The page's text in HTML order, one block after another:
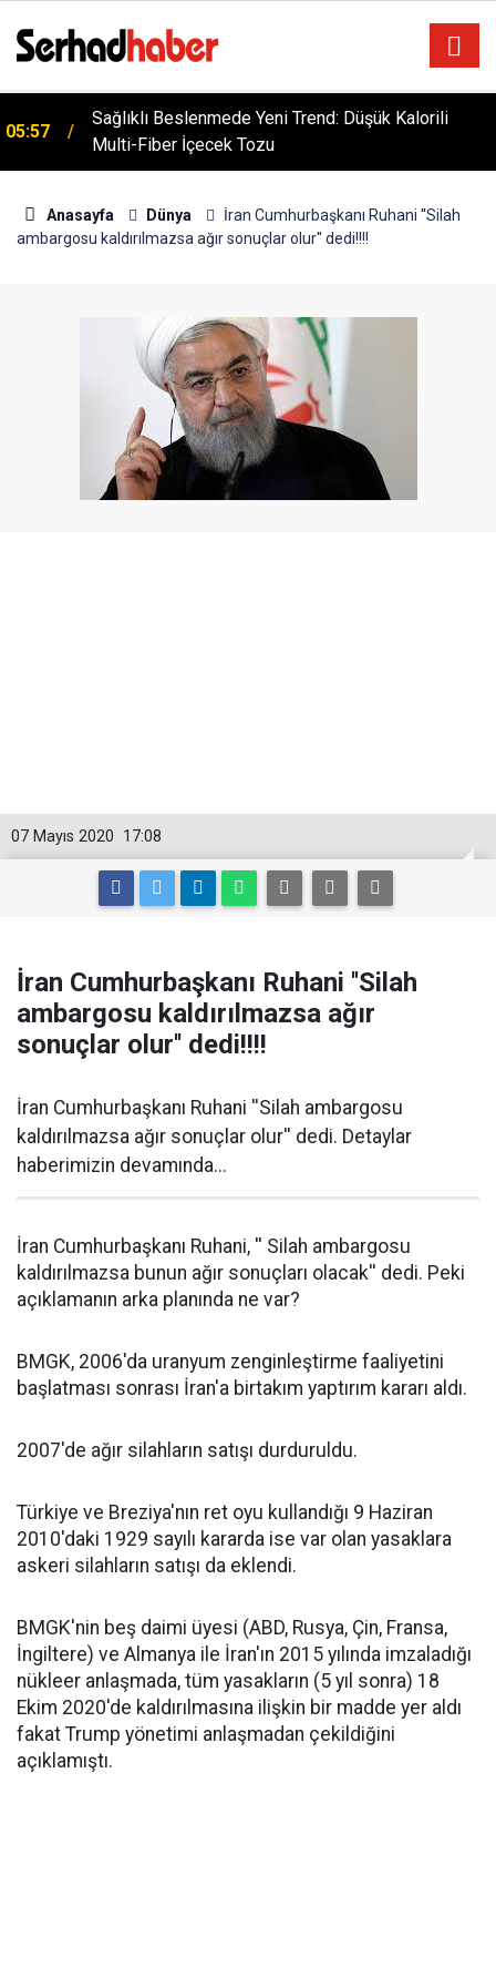
05:57
Sağlıklı Beslenmede Yeni Trend: Düşük Kalorili
Multi-Fiber İçecek Tozu
Anasayfa Dünya
İran Cumhurbaşkanı Ruhani ''Silah
ambargosu kaldırılmazsa ağır sonuçlar olur'' dedi!!!!
17:08
07 Mayıs 2020
İran Cumhurbaşkanı Ruhani ''Silah
ambargosu kaldırılmazsa ağır
sonuçlar olur'' dedi!!!!
İran Cumhurbaşkanı Ruhani ''Silah ambargosu
kaldırılmazsa ağır sonuçlar olur'' dedi. Detaylar
haberimizin devamında...
İran Cumhurbaşkanı Ruhani, '' Silah ambargosu
kaldırılmazsa bunun ağır sonuçları olacak'' dedi. Peki
açıklamanın arka planında ne var?
BMGK, 2006'da uranyum zenginleştirme faaliyetini
başlatması sonrası İran'a birtakım yaptırım kararı aldı.
2007'de ağır silahların satışı durduruldu.
Türkiye ve Breziya'nın ret oyu kullandığı 9 Haziran
2010'daki 1929 sayılı kararda ise var olan yasaklara
askeri silahların satışı da eklendi.
BMGK'nin beş daimi üyesi (ABD, Rusya, Çin, Fransa,
İngiltere) ve Almanya ile İran'ın 2015 yılında imzaladığı
nükleer anlaşmada, tüm yasakların (5 yıl sonra) 18
Ekim 2020'de kaldırılmasına ilişkin bir madde yer aldı
fakat Trump yönetimi anlaşmadan çekildiğini
açıklamıştı.